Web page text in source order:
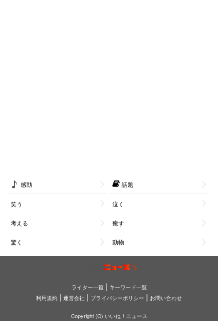
感動 話題
笑う 泣く
考える 癒す
驚く 動物
ライター一覧| キーワード一覧
利用規約 | 運営会社 | プライバシーポリシー | お問い合わせ
Copyright (C) いいね！ニュース